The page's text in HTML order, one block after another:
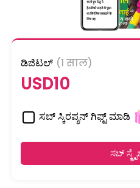
ಡಿಜಿಟಲ್ (1 साल)
USD10
ಸಬ್ ಸ್ಕಿರಪ್ಶನ್ ಗಿಫ್ಟ್ ಮಾಡಿ
ಸಬ್